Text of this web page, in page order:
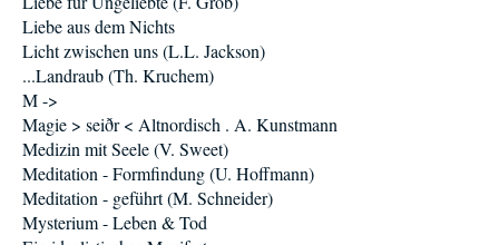
Liebe aus dem Nichts
Licht zwischen uns (L.L. Jackson)
...Landraub (Th. Kruchem)
M ->
Magie > seiðr < Altnordisch . A. Kunstmann
Medizin mit Seele (V. Sweet)
Meditation - Formfindung (U. Hoffmann)
Meditation - geführt (M. Schneider)
Mysterium - Leben & Tod